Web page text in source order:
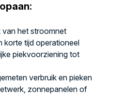
van het stroomnet
korte tijd operationeel
piekvoorziening tot
verbruik en pieken
zonnepanelen of